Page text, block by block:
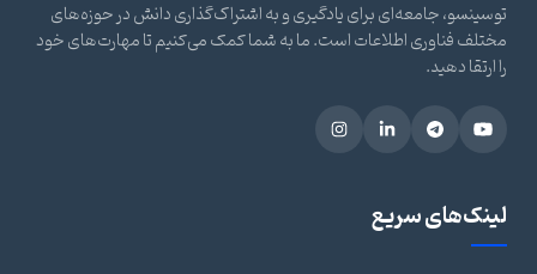
توسینسو، جامعه‌ای برای یادگیری و به اشتراک‌گذاری دانش در حوزه‌های
مختلف فناوری اطلاعات است. ما به شما کمک می‌کنیم تا مهارت‌های خود
را ارتقا دهید.
لینک‌های سریع